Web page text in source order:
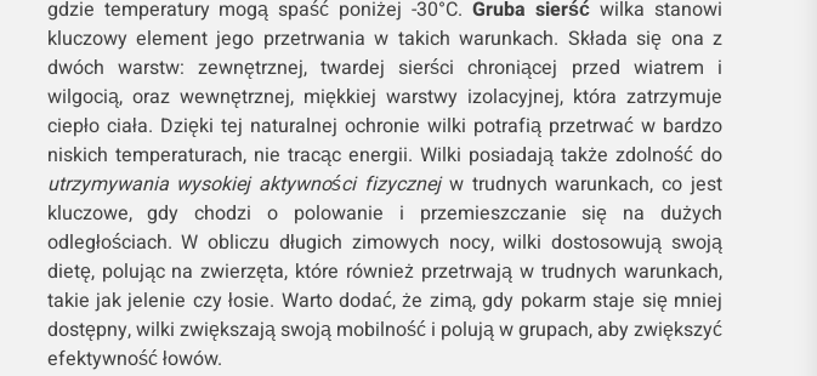
gdzie temperatury mogą spaść poniżej -30°C.Gruba sierść wilka stanowi
kluczowy element jego przetrwania w takich warunkach. Składa się ona z
dwóch warstw: zewnętrznej, twardej sierści chroniącej przed wiatrem i
wilgocią, oraz wewnętrznej, miękkiej warstwy izolacyjnej, która zatrzymuje
ciepło ciała. Dzięki tej naturalnej ochronie wilki potrafią przetrwać w bardzo
niskich temperaturach, nie tracąc energii. Wilki posiadają także zdolność do
utrzymywania wysokiej aktywności fizycznejw trudnych warunkach, co jest
kluczowe, gdy chodzi o polowanie i przemieszczanie się na dużych
odległościach. W obliczu długich zimowych nocy, wilki dostosowują swoją
dietę, polując na zwierzęta, które również przetrwają w trudnych warunkach,
takie jak jelenie czy łosie. Warto dodać, że zimą, gdy pokarm staje się mniej
dostępny, wilki zwiększają swoją mobilność i polują w grupach, aby zwiększyć
efektywność łowów.